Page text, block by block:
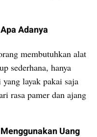
Adanya
membutuhkan alat
sederhana, hanya
layak pakai saja
rasa pamer dan ajang
Uang